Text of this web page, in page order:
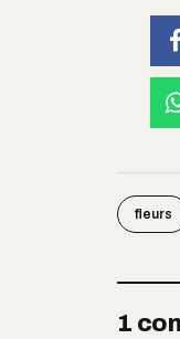
fleurs
1